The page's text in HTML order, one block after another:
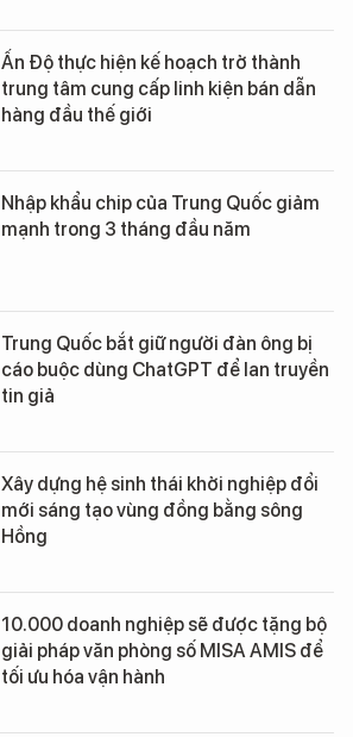
Ấn Độ thực hiện kế hoạch trở thành
trung tâm cung cấp linh kiện bán dẫn
hàng đầu thế giới
Nhập khẩu chip của Trung Quốc giảm
mạnh trong 3 tháng đầu năm
Trung Quốc bắt giữ người đàn ông bị
cáo buộc dùng ChatGPT để lan truyền
tin giả
Xây dựng hệ sinh thái khởi nghiệp đổi
mới sáng tạo vùng đồng bằng sông
Hồng
10.000 doanh nghiệp sẽ được tặng bộ
giải pháp văn phòng số MISA AMIS để
tối ưu hóa vận hành